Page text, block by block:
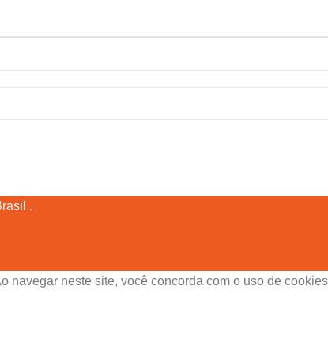
.
navegar neste site, você concorda com o uso de